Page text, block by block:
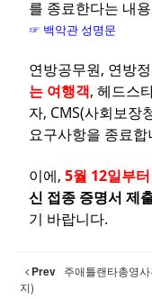
를 종료한다는 내
☞ 백악관 성명문
연방공무원, 연방
는 여행객, 헤드스
자, CMS(사회보장
요구사항을 종료합
이에, 5월 12일부터
신 접종 증명서 제
기 바랍니다.
Prev 주애틀랜타총영
지)